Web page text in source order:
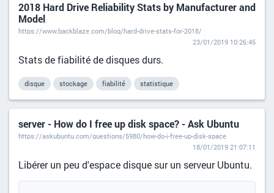
2018 Hard Drive Reliability Stats by Manufacturer and
Model
https://www.backblaze.com/blog/hard-drive-stats-for-2018/
23/01/2019 10:26:45
Stats de fiabilité de disques durs.
disque stockage fiabilité statistique
server - How do I free up disk space? - Ask Ubuntu
https://askubuntu.com/questions/5980/how-do-i-free-up-disk-space
18/01/2019 21:07:11
Libérer un peu d'espace disque sur un serveur Ubuntu.